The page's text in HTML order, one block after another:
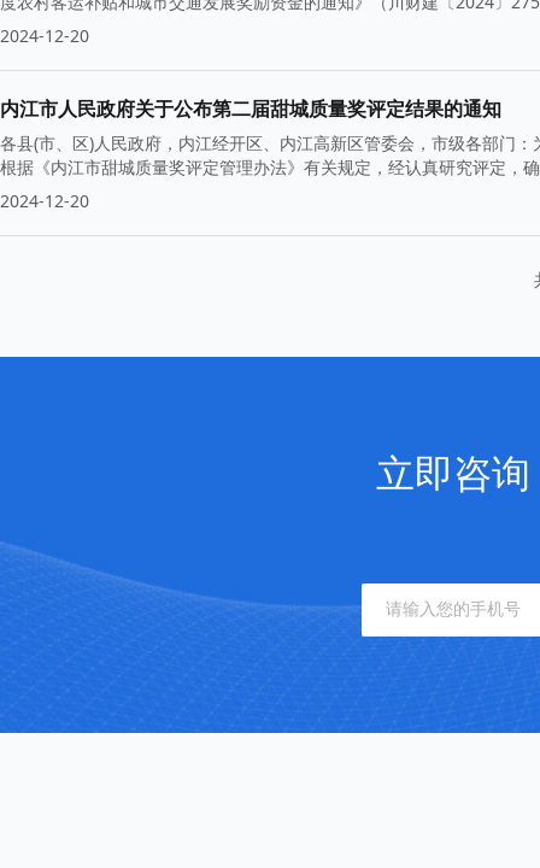
2024-12-20
内江市人民政府关于公布第二届甜城质量奖评定结果的通知
各县(市、区)人民政府，内江经开区、内江高新区管委会，市级各部门
根据《内江市甜城质量奖评定管理办法》有关规定，经认真研究评定，
2024-12-20
立即咨